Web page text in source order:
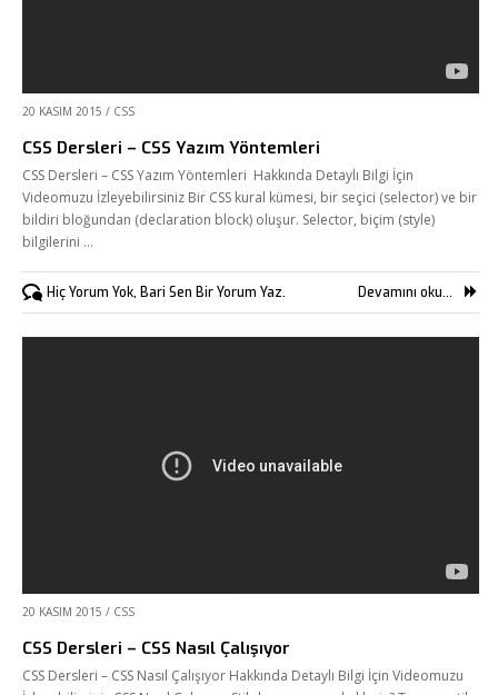
20 KASIM 2015 / CSS
CSS Dersleri – CSS Yazım Yöntemleri
CSS Dersleri – CSS Yazım Yöntemleri Hakkında Detaylı Bilgi İçin
Videomuzu İzleyebilirsiniz Bir CSS kural kümesi, bir seçici (selector) ve bir
bildiri bloğundan (declaration block) oluşur. Selector, biçim (style)
bilgilerini …
Hiç Yorum Yok, Bari Sen Bir Yorum Yaz. Devamını oku...
20 KASIM 2015 / CSS
CSS Dersleri – CSS Nasıl Çalışıyor
CSS Dersleri – CSS Nasıl Çalışıyor Hakkında Detaylı Bilgi İçin Videomuzu